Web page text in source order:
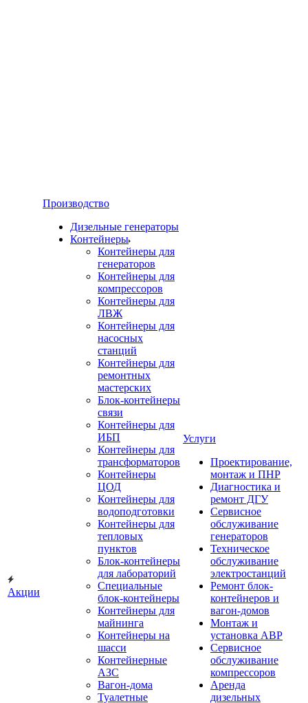
Акции
Производство
Дизельные генераторы
Контейнеры
Контейнеры для
генераторов
Контейнеры для
компрессоров
Контейнеры для
ЛВЖ
Контейнеры для
насосных
станций
Контейнеры для
ремонтных
мастерских
Блок-контейнеры
связи
Контейнеры для
ИБП
Контейнеры для
трансформаторов
Контейнеры
ЦОД
Контейнеры для
водоподготовки
Контейнеры для
тепловых
пунктов
Блок-контейнеры
для лабораторий
Специальные
блок-контейнеры
Контейнеры для
майнинга
Контейнеры на
шасси
Контейнерные
АЗС
Вагон-дома
Туалетные
Услуги
Проектирование,
монтаж и ПНР
Диагностика и
ремонт ДГУ
Сервисное
обслуживание
генераторов
Техническое
обслуживание
электростанций
Ремонт блок-
контейнеров и
вагон-домов
Монтаж и
установка АВР
Сервисное
обслуживание
компрессоров
Аренда
дизельных